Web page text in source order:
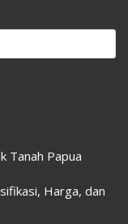
Tanah Papua
Harga, dan